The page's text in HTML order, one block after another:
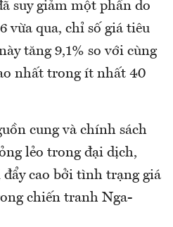
suy giảm một phần do
vừa qua, chỉ số giá tiêu
tăng 9,1% so với cùng
nhất trong ít nhất 40
cung và chính sách
lẻo trong đại dịch,
cao bởi tình trạng giá
chiến tranh Nga-